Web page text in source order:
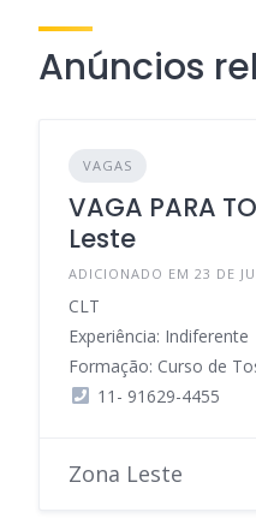
Anúncios
VAGAS
VAGA PARA
Leste
ADICIONADO EM 23 DE
CLT
Experiência: Indiferente
Formação: Curso de
11- 91629-4455
Zona Leste